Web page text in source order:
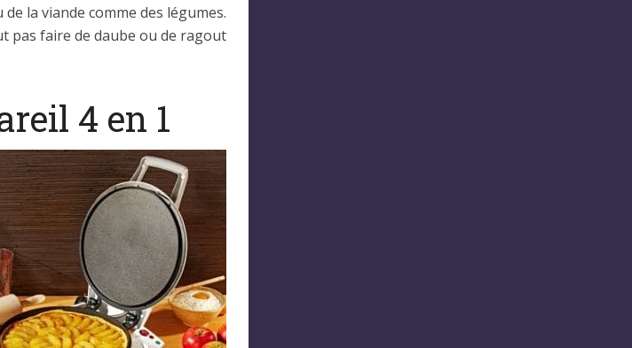
la viande comme des légumes.
pas faire de daube ou de ragout
4 en 1